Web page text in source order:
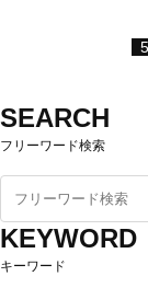
5
SEARCH
フリーワード検索
KEYWORD
キーワード